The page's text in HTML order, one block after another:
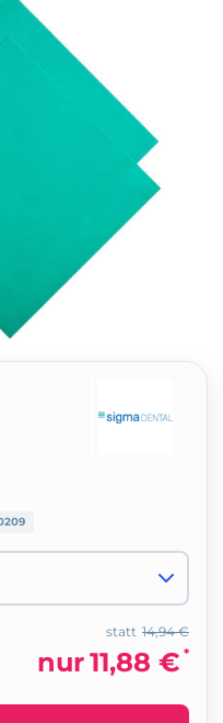
14,94 €
statt
nur11,88 € *